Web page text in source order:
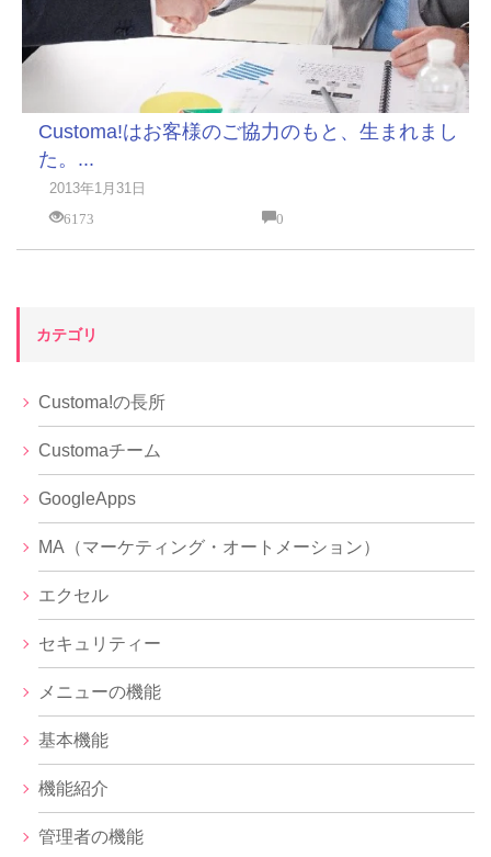
Customa!はお客様のご協力のもと、生まれまし
た。...
2013年1月31日
6173
0
カテゴリ
Customa!の長所
Customaチーム
GoogleApps
MA（マーケティング・オートメーション）
エクセル
セキュリティー
メニューの機能
基本機能
機能紹介
管理者の機能